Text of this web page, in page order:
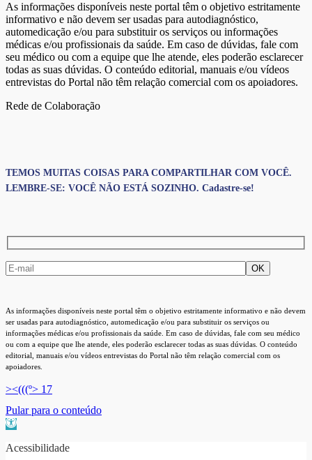
As informações disponíveis neste portal têm o objetivo estritamente
informativo e não devem ser usadas para autodiagnóstico,
automedicação e/ou para substituir os serviços ou informações
médicas e/ou profissionais da saúde. Em caso de dúvidas, fale com
seu médico ou com a equipe que lhe atende, eles poderão esclarecer
todas as suas dúvidas. O conteúdo editorial, manuais e/ou vídeos
entrevistas do Portal não têm relação comercial com os apoiadores.
Rede de Colaboração
TEMOS MUITAS COISAS PARA COMPARTILHAR COM VOCÊ.
LEMBRE-SE: VOCÊ NÃO ESTÁ SOZINHO. Cadastre-se!
As informações disponíveis neste portal têm o objetivo estritamente informativo e não devem
ser usadas para autodiagnóstico, automedicação e/ou para substituir os serviços ou
informações médicas e/ou profissionais da saúde. Em caso de dúvidas, fale com seu médico
ou com a equipe que lhe atende, eles poderão esclarecer todas as suas dúvidas. O conteúdo
editorial, manuais e/ou vídeos entrevistas do Portal não têm relação comercial com os
apoiadores.
><(((º> 17
Pular para o conteúdo
Barra de Ferramentas Aberta
Acessibilidade